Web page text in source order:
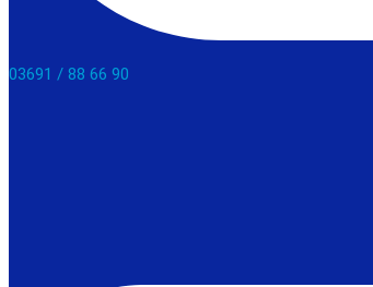
03691 / 88 66 90​